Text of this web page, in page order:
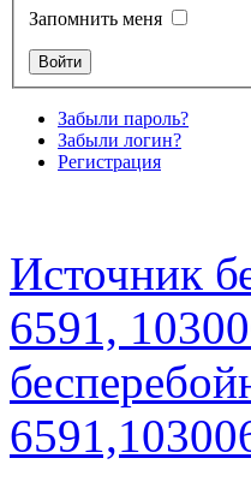
Запомнить меня
Забыли пароль?
Забыли логин?
Регистрация
Источник
6591,